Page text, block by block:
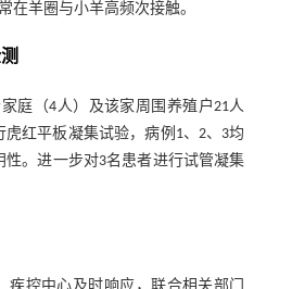
在羊圈与小羊高频次接触。
庭（4人）及该家周围养殖户21人
红平板凝集试验，病例1、2、3均
性。进一步对3名患者进行试管凝集